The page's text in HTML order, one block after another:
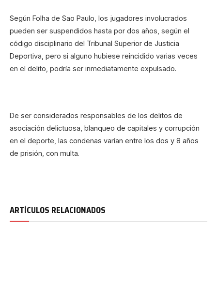
Según Folha de Sao Paulo, los jugadores involucrados
pueden ser suspendidos hasta por dos años, según el
código disciplinario del Tribunal Superior de Justicia
Deportiva, pero si alguno hubiese reincidido varias veces
en el delito, podría ser inmediatamente expulsado.
De ser considerados responsables de los delitos de
asociación delictuosa, blanqueo de capitales y corrupción
en el deporte, las condenas varían entre los dos y 8 años
de prisión, con multa.
ARTÍCULOS RELACIONADOS